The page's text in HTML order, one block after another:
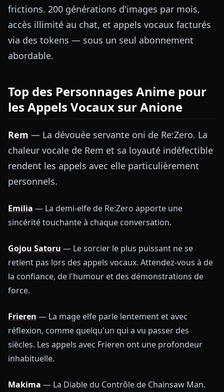
frictions. 200 générations d'images par mois,
accès illimité au chat, et appels vocaux facturés
via des tokens — sous un seul abonnement
abordable.
Top des Personnages Anime pour
les Appels Vocaux sur Anione
Rem — La dévouée servante oni de Re:Zero. La
chaleur vocale de Rem et sa loyauté indéfectible
rendent les appels avec elle particulièrement
personnels.
Emilia — La demi-elfe de Re:Zero apporte une
sincérité touchante à chaque conversation.
Gojou Satoru — Le sorcier le plus puissant ne se
retient pas lors des appels vocaux. Attendez-vous à de
la confiance, de l'humour et des démonstrations de
force.
Frieren — La mage elfe parle lentement et avec
réflexion, comme quelqu'un qui a vu passer des
siècles. Les appels avec Frieren ont une profondeur
inhabituelle.
Makima — La Diable du Contrôle de Chainsaw Man.